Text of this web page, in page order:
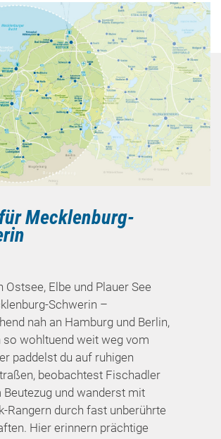
Mecklenburg-
Ostsee, Elbe und Plauer See
Schwerin –
nah an Hamburg und Berlin,
so wohltuend weit weg vom
paddelst du auf ruhigen
beobachtest Fischadler
Beutezug und wanderst mit
Rangern durch fast unberührte
Hier erinnern prächtige